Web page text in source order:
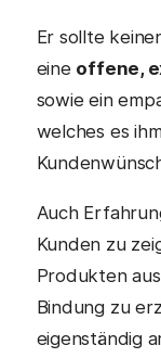
Er sollte
eine offene,
sowie ein
welches es
Auch
Kunden zu
Produkten
Bindung zu
eigenständig